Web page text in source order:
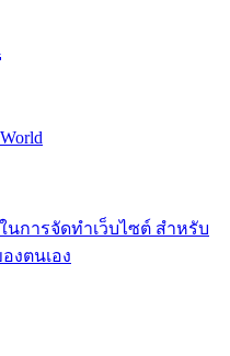
การจัดทำเว็บไซต์ สำหรับ
งตนเอง